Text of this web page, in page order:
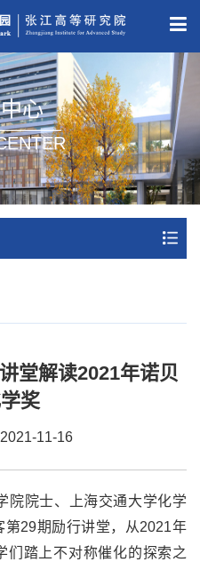
心
堂解读2021年诺贝
奖
11-16
院院士、上海交通大学化学
29期励行讲堂，从2021年
们踏上不对称催化的探索之